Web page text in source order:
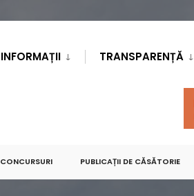
INFORMAȚII TRANSPARENȚĂ
PUBLICAȚII DE CĂSĂTORIE